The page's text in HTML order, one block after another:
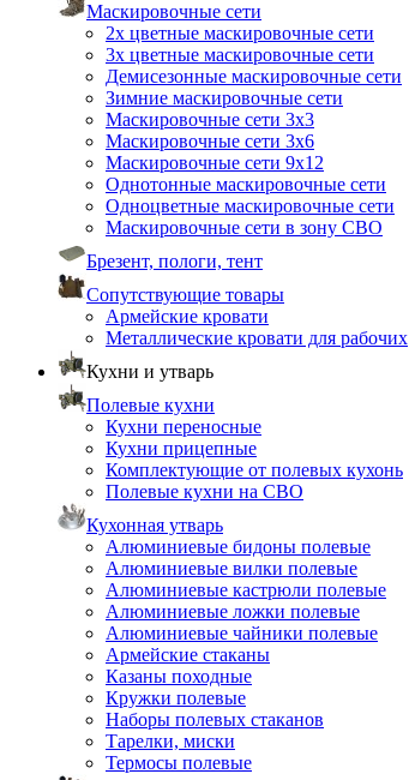
Маскировочные сети
2х цветные маскировочные сети
3х цветные маскировочные сети
Демисезонные маскировочные сети
Зимние маскировочные сети
Маскировочные сети 3х3
Маскировочные сети 3х6
Маскировочные сети 9х12
Однотонные маскировочные сети
Одноцветные маскировочные сети
Маскировочные сети в зону СВО
Брезент, пологи, тент
Сопутствующие товары
Армейские кровати
Металлические кровати для рабочих
Кухни и утварь
Полевые кухни
Кухни переносные
Кухни прицепные
Комплектующие от полевых кухонь
Полевые кухни на СВО
Кухонная утварь
Алюминиевые бидоны полевые
Алюминиевые вилки полевые
Алюминиевые кастрюли полевые
Алюминиевые ложки полевые
Алюминиевые чайники полевые
Армейские стаканы
Казаны походные
Кружки полевые
Наборы полевых стаканов
Тарелки, миски
Термосы полевые